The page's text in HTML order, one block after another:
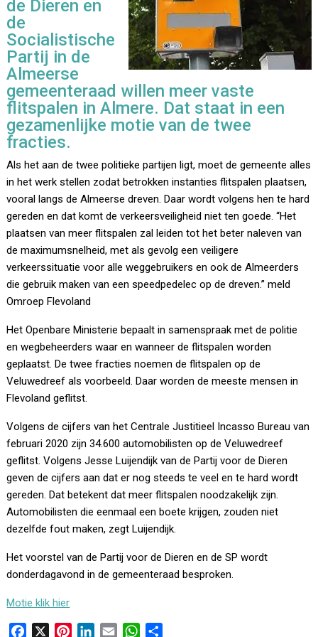
de Dieren en
de
Socialistische
Partij in de
Almeerse
gemeenteraad willen meer vaste
flitspalen in Almere. Dat staat in een
gezamenlijke motie van de twee
fracties.
Als het aan de twee politieke partijen ligt, moet de gemeente alles
in het werk stellen zodat betrokken instanties flitspalen plaatsen,
vooral langs de Almeerse dreven. Daar wordt volgens hen te hard
gereden en dat komt de verkeersveiligheid niet ten goede. “Het
plaatsen van meer flitspalen zal leiden tot het beter naleven van
de maximumsnelheid, met als gevolg een veiligere
verkeerssituatie voor alle weggebruikers en ook de Almeerders
die gebruik maken van een speedpedelec op de dreven.” meld
Omroep Flevoland
Het Openbare Ministerie bepaalt in samenspraak met de politie
en wegbeheerders waar en wanneer de flitspalen worden
geplaatst. De twee fracties noemen de flitspalen op de
Veluwedreef als voorbeeld. Daar worden de meeste mensen in
Flevoland geflitst.
Volgens de cijfers van het Centrale Justitieel Incasso Bureau van
februari 2020 zijn 34.600 automobilisten op de Veluwedreef
geflitst. Volgens Jesse Luijendijk van de Partij voor de Dieren
geven de cijfers aan dat er nog steeds te veel en te hard wordt
gereden. Dat betekent dat meer flitspalen noodzakelijk zijn.
Automobilisten die eenmaal een boete krijgen, zouden niet
dezelfde fout maken, zegt Luijendijk.
Het voorstel van de Partij voor de Dieren en de SP wordt
donderdagavond in de gemeenteraad besproken.
Motie klik hier
W